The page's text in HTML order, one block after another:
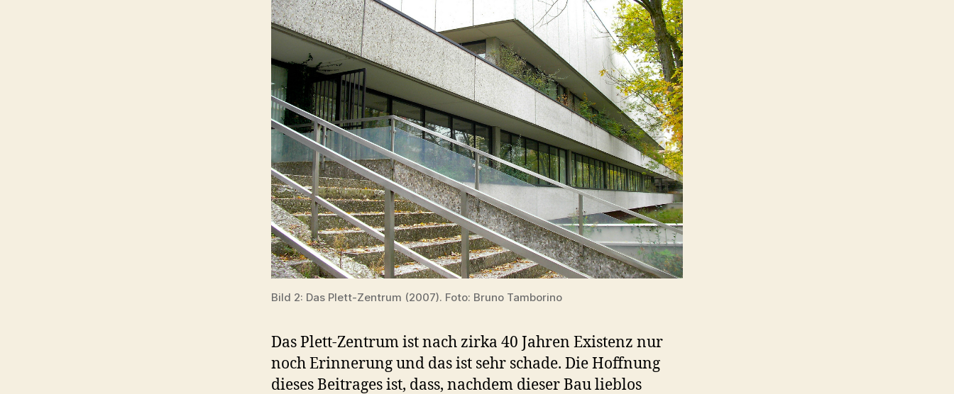
Bild 2: Das Plett-Zentrum (2007). Foto: Bruno Tamborino
Das Plett-Zentrum ist nach zirka 40 Jahren Existenz nur
noch Erinnerung und das ist sehr schade. Die Hoffnung
dieses Beitrages ist, dass, nachdem dieser Bau lieblos